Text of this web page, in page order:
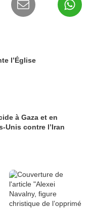
l’Église
à Gaza et en
Unis contre l’Iran